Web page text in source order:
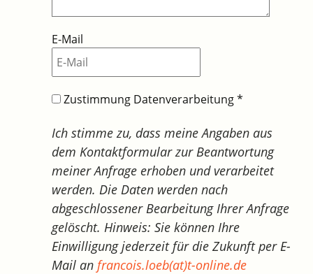
E-Mail
Zustimmung Datenverarbeitung*
Ich stimme zu, dass meine Angaben aus
dem Kontaktformular zur Beantwortung
meiner Anfrage erhoben und verarbeitet
werden. Die Daten werden nach
abgeschlossener Bearbeitung Ihrer Anfrage
gelöscht. Hinweis: Sie können Ihre
Einwilligung jederzeit für die Zukunft per E-
Mail an francois.loeb(at)t-online.de